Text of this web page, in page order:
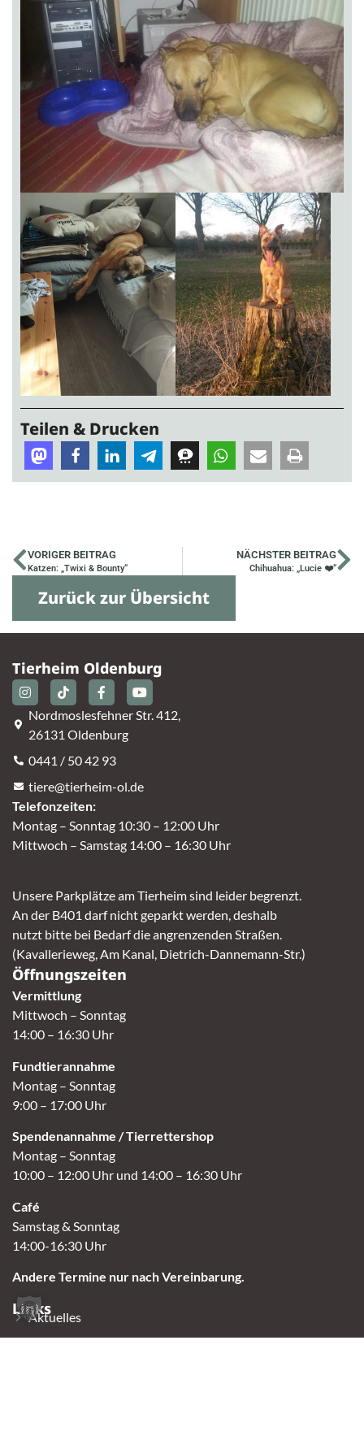
Teilen & Drucken
VORIGER BEITRAG
Katzen: „Twixi & Bounty“
NÄCHSTER BEITRAG
Chihuahua: „Lucie ❤️“
Zurück zur Übersicht
Tierheim Oldenburg
Nordmoslesfehner Str. 412,
26131 Oldenburg
0441 / 50 42 93
tiere@tierheim-ol.de
Telefonzeiten:
Montag – Sonntag 10:30 – 12:00 Uhr
Mittwoch – Samstag 14:00 – 16:30 Uhr
Unsere Parkplätze am Tierheim sind leider begrenzt.
An der B401 darf nicht geparkt werden, deshalb
nutzt bitte bei Bedarf die angrenzenden Straßen.
(Kavallerieweg, Am Kanal, Dietrich-Dannemann-Str.)
Öffnungszeiten
Vermittlung
Mittwoch – Sonntag
14:00 – 16:30 Uhr
Fundtierannahme
Montag – Sonntag
9:00 – 17:00 Uhr
Spendenannahme / Tierrettershop
Montag – Sonntag
10:00 – 12:00 Uhr und 14:00 – 16:30 Uhr
Café
Samstag & Sonntag
14:00-16:30 Uhr
Andere Termine nur nach Vereinbarung.
Links
Aktuelles